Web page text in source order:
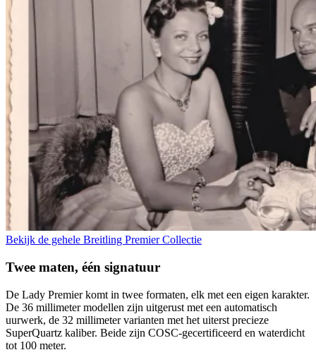
Bekijk de gehele Breitling Premier Collectie
Twee maten, één signatuur
De Lady Premier komt in twee formaten, elk met een eigen karakter.
De 36 millimeter modellen zijn uitgerust met een automatisch
uurwerk, de 32 millimeter varianten met het uiterst precieze
SuperQuartz kaliber. Beide zijn COSC-gecertificeerd en waterdicht
tot 100 meter.